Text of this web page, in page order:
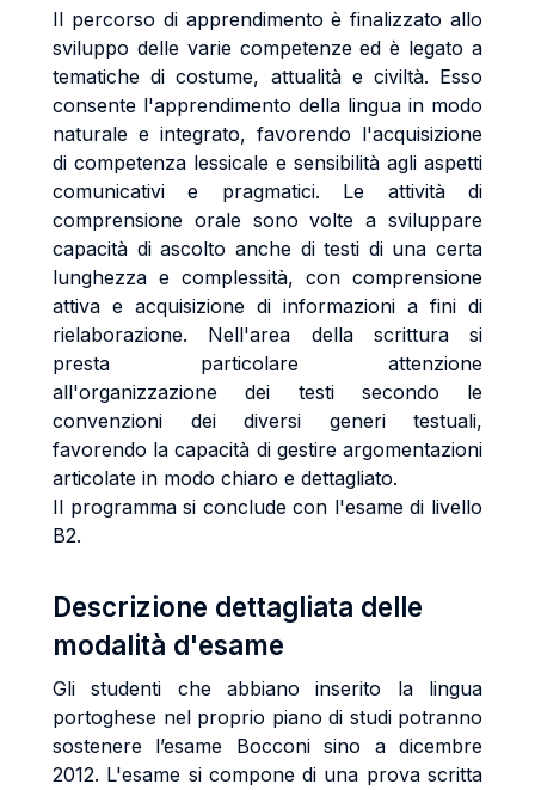
Il percorso di apprendimento è finalizzato allo
sviluppo delle varie competenze ed è legato a
tematiche di costume, attualità e civiltà. Esso
consente l'apprendimento della lingua in modo
naturale e integrato, favorendo l'acquisizione
di competenza lessicale e sensibilità agli aspetti
comunicativi e pragmatici. Le attività di
comprensione orale sono volte a sviluppare
capacità di ascolto anche di testi di una certa
lunghezza e complessità, con comprensione
attiva e acquisizione di informazioni a fini di
rielaborazione. Nell'area della scrittura si
presta particolare attenzione
all'organizzazione dei testi secondo le
convenzioni dei diversi generi testuali,
favorendo la capacità di gestire argomentazioni
articolate in modo chiaro e dettagliato.
Il programma si conclude con l'esame di livello
B2.
Descrizione dettagliata delle
modalità d'esame
Gli studenti che abbiano inserito la lingua
portoghese nel proprio piano di studi potranno
sostenere l’esame Bocconi sino a dicembre
2012. L'esame si compone di una prova scritta